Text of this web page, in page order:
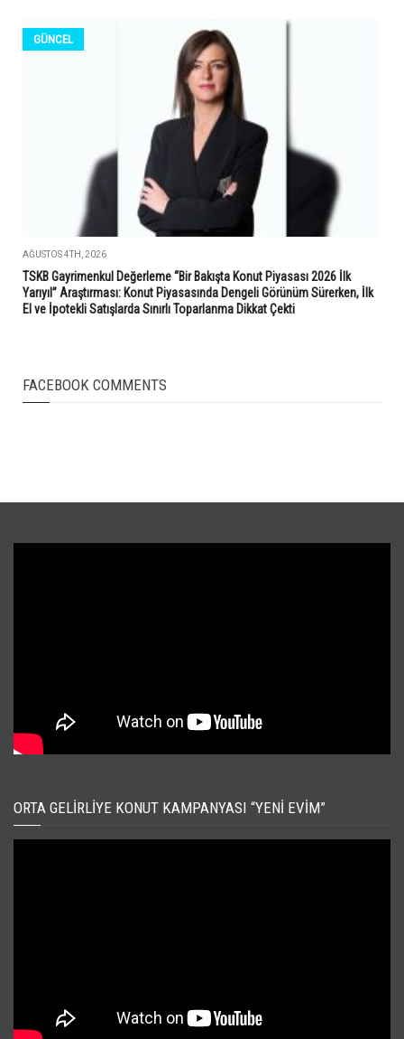
GÜNCEL
AĞUSTOS 4TH, 2026
TSKB Gayrimenkul Değerleme “Bir Bakışta Konut Piyasası 2026 İlk
Yarıyıl” Araştırması: Konut Piyasasında Dengeli Görünüm Sürerken, İlk
El ve İpotekli Satışlarda Sınırlı Toparlanma Dikkat Çekti
FACEBOOK COMMENTS
ORTA GELIRLIYE KONUT KAMPANYASI “YENI EVIM”